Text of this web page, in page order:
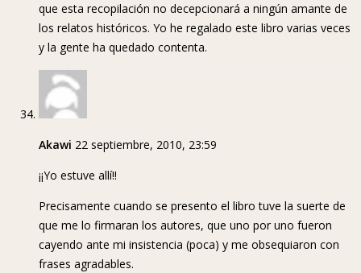
que esta recopilación no decepcionará a ningún amante de
los relatos históricos. Yo he regalado este libro varias veces
y la gente ha quedado contenta.
Akawi 22 septiembre, 2010, 23:59
¡¡Yo estuve allí!!
Precisamente cuando se presento el libro tuve la suerte de
que me lo firmaran los autores, que uno por uno fueron
cayendo ante mi insistencia (poca) y me obsequiaron con
frases agradables.